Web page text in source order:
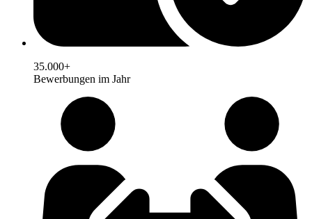
35.000+
Bewerbungen im Jahr